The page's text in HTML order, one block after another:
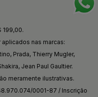
199,00.
nas marcas:
Prada, Thierry Mugler,
Jean Paul Gaultier.
meramente ilustrativas.
0001-87 / Inscrição